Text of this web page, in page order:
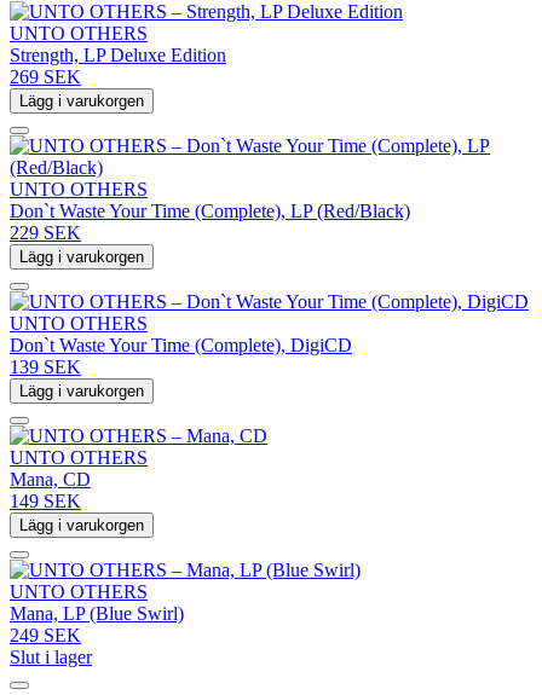
UNTO OTHERS
Strength, LP Deluxe Edition
269 SEK
Lägg i varukorgen
UNTO OTHERS
Don`t Waste Your Time (Complete), LP (Red/Black)
229 SEK
Lägg i varukorgen
UNTO OTHERS
Don`t Waste Your Time (Complete), DigiCD
139 SEK
Lägg i varukorgen
UNTO OTHERS
Mana, CD
149 SEK
Lägg i varukorgen
UNTO OTHERS
Mana, LP (Blue Swirl)
249 SEK
Slut i lager